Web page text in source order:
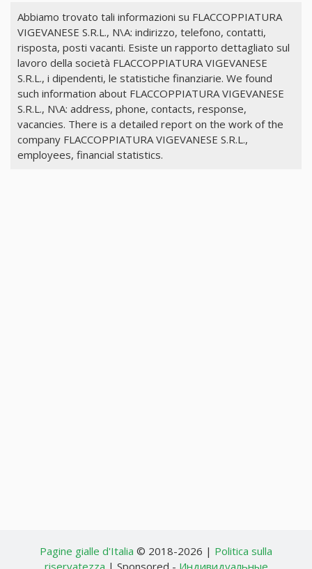
Abbiamo trovato tali informazioni su FLACCOPPIATURA
VIGEVANESE S.R.L., N\A: indirizzo, telefono, contatti,
risposta, posti vacanti. Esiste un rapporto dettagliato sul
lavoro della società FLACCOPPIATURA VIGEVANESE
S.R.L., i dipendenti, le statistiche finanziarie. We found
such information about FLACCOPPIATURA VIGEVANESE
S.R.L., N\A: address, phone, contacts, response,
vacancies. There is a detailed report on the work of the
company FLACCOPPIATURA VIGEVANESE S.R.L.,
employees, financial statistics.
Pagine gialle d'Italia © 2018-2026 | Politica sulla